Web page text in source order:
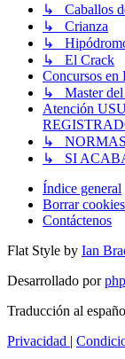
↳ Caballos
↳ Crianza
↳
↳ El Crack
Concursos en
↳ Master del
Atención
↳ NORMAS
↳ SI
Índice general
Borrar cookies
Contáctenos
Flat Style by Ian
Desarrollado por
Traducción al
Privacidad |